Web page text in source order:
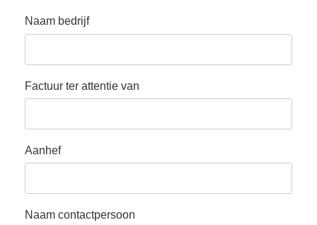
Naam bedrijf
Factuur ter attentie van
Aanhef
Naam contactpersoon